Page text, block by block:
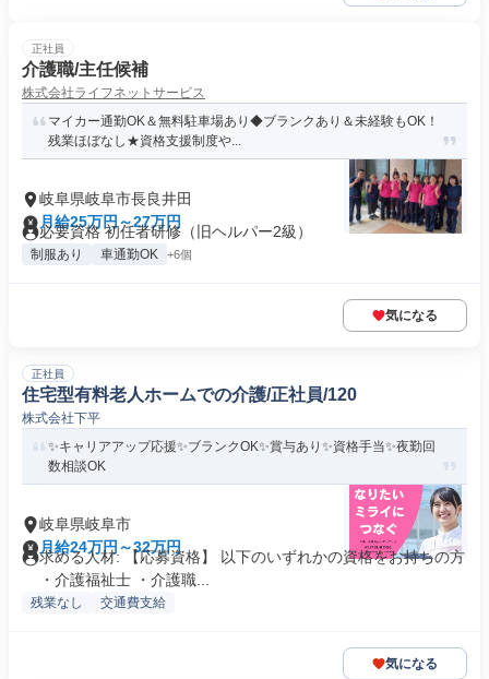
正社員
介護職/主任候補
株式会社ライフネットサービス
マイカー通勤OK＆無料駐車場あり◆ブランクあり＆未経験もOK！
残業ほぼなし★資格支援制度や...
岐阜県岐阜市長良井田
月給25万円～27万円
必要資格 初任者研修（旧ヘルパー2級）
制服あり 車通勤OK +6個
気になる
正社員
住宅型有料老人ホームでの介護/正社員/120
株式会社下平
✨キャリアアップ応援✨ブランクOK✨賞与あり✨資格手当✨夜勤回
数相談OK
岐阜県岐阜市
月給24万円～32万円
求める人材: 【応募資格】 以下のいずれかの資格をお持ちの方
・介護福祉士 ・介護職...
残業なし 交通費支給
気になる